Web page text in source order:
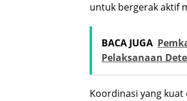
untuk bergerak aktif
BACA JUGA
Pelaksanaan
Koordinasi yang